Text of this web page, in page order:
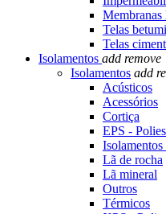
Membranas
Telas
Telas
Isolamentos add remove
Isolamentos add
Acústicos
Acessórios
Cortiça
EPS -
Isolamentos
Lã de rocha
Lã mineral
Outros
Térmicos